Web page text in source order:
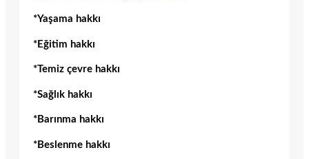
*Yaşama hakkı
*Eğitim hakkı
*Temiz çevre hakkı
*Sağlık hakkı
*Barınma hakkı
*Beslenme hakkı